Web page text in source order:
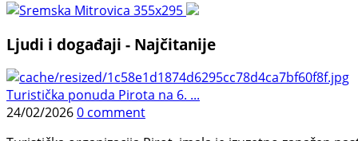
Ljudi i događaji - Najčitanije
Turistička ponuda Pirota na 6. ...
24/02/20260 comment